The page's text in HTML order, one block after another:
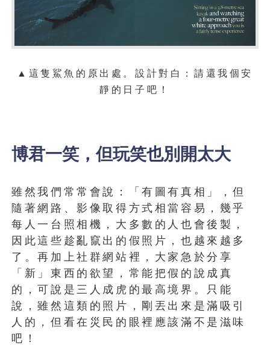
▲這隻鯊魚的原出處。設計對白：請還我個安
靜的日子吧！
博君一笑，但玩笑也別開太大
雖然我們常常會說：「有圖有真相」，但
隨著網路、影像取得方式相當容易，幾乎
每人一台照相機，大多數的人也會後製，
因此這些趁亂竄出的假照片，也越來越多
了。再加上社群網站裡，大家急於分享
「新」東西的欲望，常能把假的說成真
的，可說是三人成虎的最高境界。只能
說，雖然這類的照片，剛丟出來是滿吸引
人的，但看在災民的眼裡應該滿不是滋味
吧！